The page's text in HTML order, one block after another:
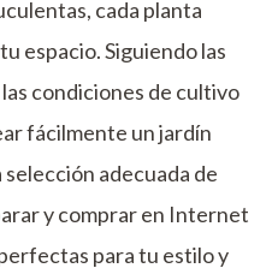
cada planta
espacio. Siguiendo las
condiciones de cultivo
fácilmente un jardín
adecuada de
y comprar en Internet
para tu estilo y